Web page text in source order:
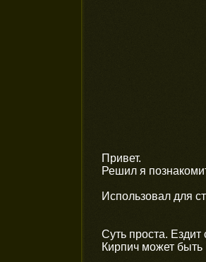
Привет.
Решил я
Использовал для
Суть проста. Ездит
Кирпич может